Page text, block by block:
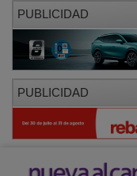
PUBLICIDAD
PUBLICIDAD